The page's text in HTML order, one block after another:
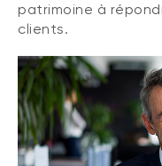
patrimoine à
clients.